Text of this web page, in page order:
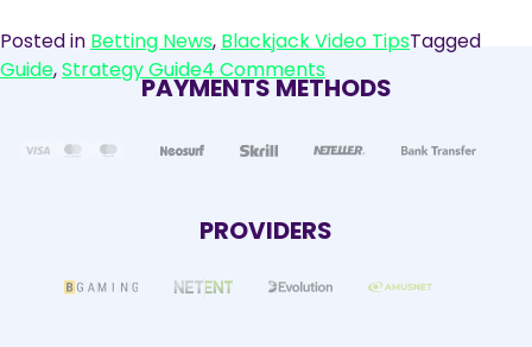
Posted in Betting News, Blackjack Video TipsTagged
Guide,Strategy Guide4 Commentson
Blackjack
Strategy
How
Play
PAYMENTS METHODS
PROVIDERS